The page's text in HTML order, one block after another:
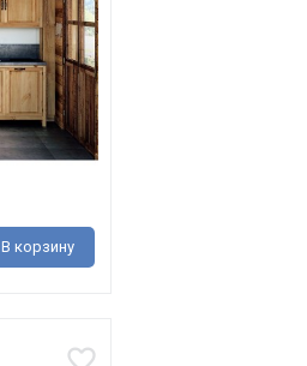
В корзину